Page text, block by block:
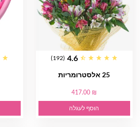
4.6
(192)
25 אלסטרומריות
417.00 ₪
הוסף לעגלה